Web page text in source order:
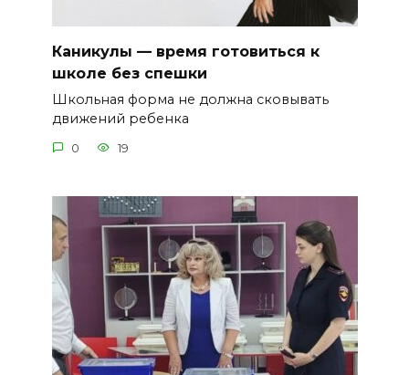
Каникулы — время готовиться к
школе без спешки
Школьная форма не должна сковывать
движений ребенка
0 19